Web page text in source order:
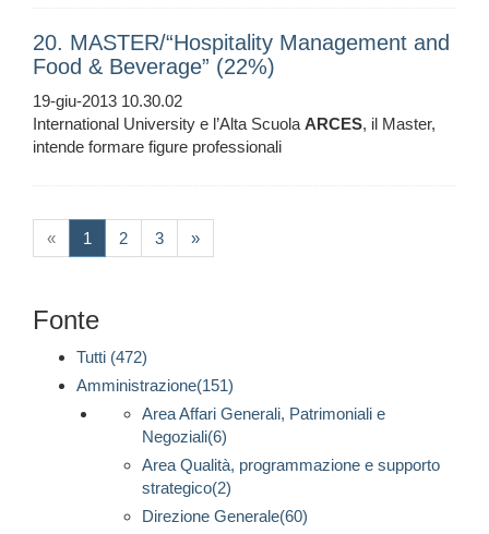
20. MASTER/“Hospitality Management and
Food & Beverage” (22%)
19-giu-2013 10.30.02
International University e l’Alta ScuolaARCES, il Master,
intende formare figure professionali
« 1 (current)
2 3 »
Fonte
Tutti (472)
Amministrazione(151)
Area Affari Generali, Patrimoniali e
Negoziali(6)
Area Qualità, programmazione e supporto
strategico(2)
Direzione Generale(60)